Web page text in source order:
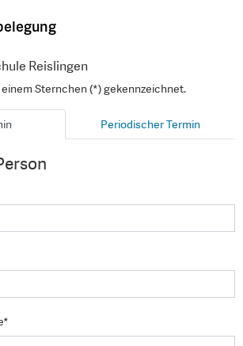
Reislingen
Sternchen (*) gekennzeichnet.
Periodischer Termin